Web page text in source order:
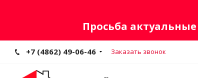
Просьба
+7 (4862) 49-06-46 Заказать звонок